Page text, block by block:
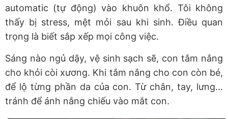
automatic (tự động) vào khuôn khổ. Tôi không
thấy bị stress, mệt mỏi sau khi sinh. Điều quan
trọng là biết sắp xếp mọi công việc.
Sáng nào ngủ dậy, vệ sinh sạch sẽ, con tắm nắng
cho khỏi còi xương. Khi tắm nắng cho con còn bé,
để lộ từng phần da của con. Từ chân, tay, lưng...
tránh để ánh nắng chiếu vào mắt con.